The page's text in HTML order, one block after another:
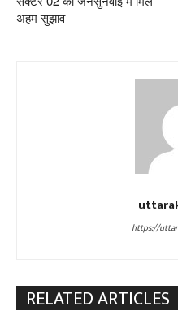
अहम सुझाव
https://
RELATED ARTICLES